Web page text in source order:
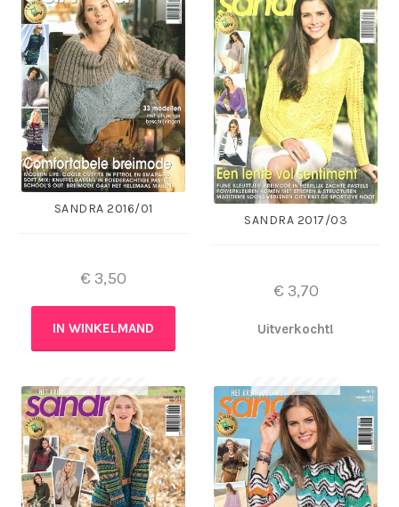
SANDRA 2016/01
€ 3,50
IN WINKELMAND
SANDRA 2017/03
€ 3,70
Uitverkocht!